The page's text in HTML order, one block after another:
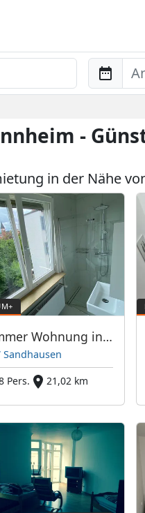
Anreise
-
in der Nähe
3 Zimmer Wohnung in Heidelberg
Sandhausen
Pers.
21,02 km